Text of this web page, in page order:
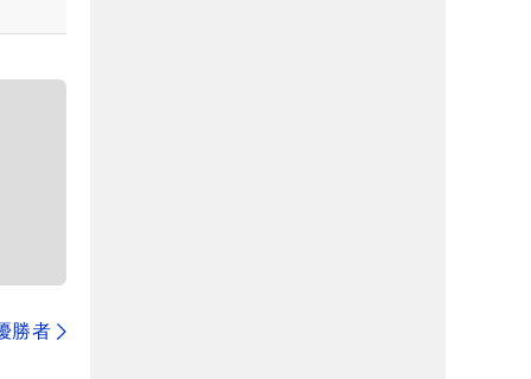
勝者